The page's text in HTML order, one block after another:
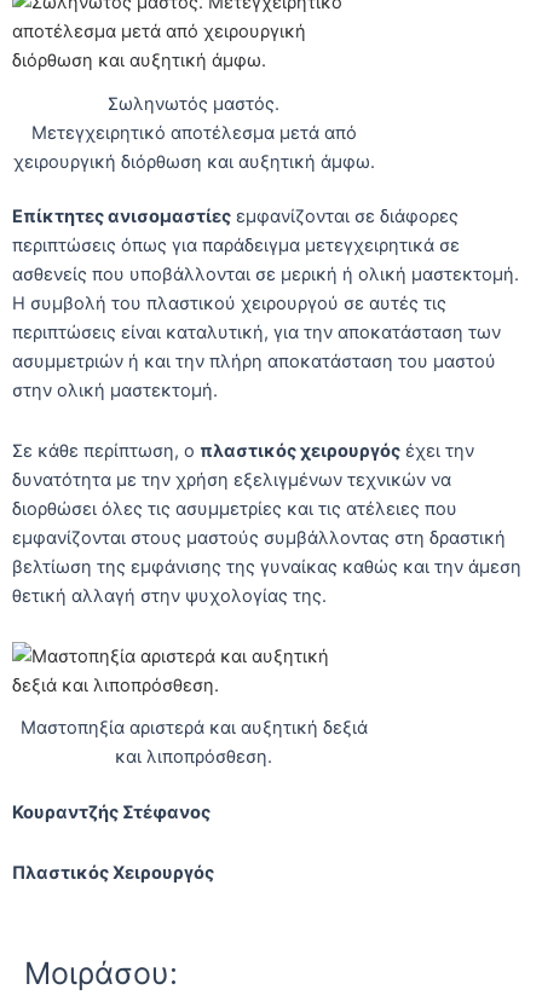
Σωληνωτός μαστός.
Μετεγχειρητικό αποτέλεσμα μετά από
χειρουργική διόρθωση και αυξητική άμφω.
Επίκτητες ανισομαστίες εμφανίζονται σε διάφορες
περιπτώσεις όπως για παράδειγμα μετεγχειρητικά σε
ασθενείς που υποβάλλονται σε μερική ή ολική μαστεκτομή.
Η συμβολή του πλαστικού χειρουργού σε αυτές τις
περιπτώσεις είναι καταλυτική, για την αποκατάσταση των
ασυμμετριών ή και την πλήρη αποκατάσταση του μαστού
στην ολική μαστεκτομή.
Σε κάθε περίπτωση, ο πλαστικός χειρουργός έχει την
δυνατότητα με την χρήση εξελιγμένων τεχνικών να
διορθώσει όλες τις ασυμμετρίες και τις ατέλειες που
εμφανίζονται στους μαστούς συμβάλλοντας στη δραστική
βελτίωση της εμφάνισης της γυναίκας καθώς και την άμεση
θετική αλλαγή στην ψυχολογίας της.
Μαστοπηξία αριστερά και αυξητική δεξιά
και λιποπρόσθεση.
Κουραντζής Στέφανος
Πλαστικός Χειρουργός
Μοιράσου: